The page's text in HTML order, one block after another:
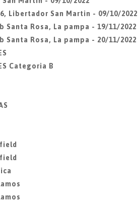
Libertador San Martin - 09/10/2022
Santa Rosa, La pampa - 19/11/2022
Santa Rosa, La pampa - 20/11/2022
Categoria B